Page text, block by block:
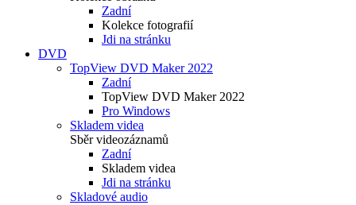
Zadní
Kolekce fotografií
Jdi na stránku
DVD
TopView DVD Maker 2022
Zadní
TopView DVD Maker 2022
Pro Windows
Skladem videa
Sběr videozáznamů
Zadní
Skladem videa
Jdi na stránku
Skladové audio